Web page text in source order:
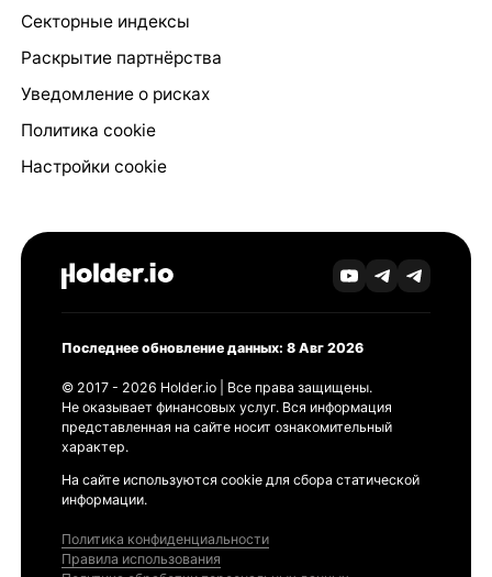
Секторные индексы
Раскрытие партнёрства
Уведомление о рисках
Политика cookie
Настройки cookie
Последнее обновление данных: 8 Авг 2026
© 2017 - 2026 Holder.io | Все права защищены.
Не оказывает финансовых услуг. Вся информация
представленная на сайте носит ознакомительный
характер.
На сайте используются cookie для сбора статической
информации.
Политика конфиденциальности
Правила использования